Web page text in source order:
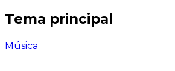
Tema principal
Música